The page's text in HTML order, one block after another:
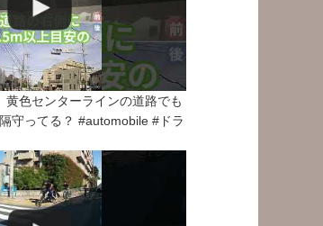
黄色センターラインの道路でも
守ってる？ #automobile #ドラ